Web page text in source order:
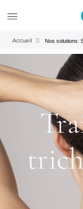
Accueil